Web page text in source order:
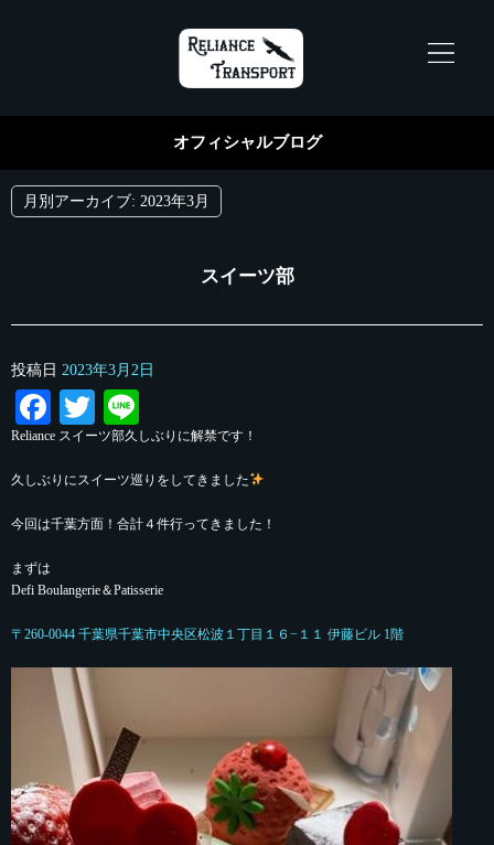
オフィシャルブログ
月別アーカイブ: 2023年3月
スイーツ部
投稿日 2023年3月2日
Facebook
Twitter
Reliance スイーツ部久しぶりに解禁です！
久しぶりにスイーツ巡りをしてきました
今回は千葉方面！合計４件行ってきました！
まずは
Defi Boulangerie＆Patisserie
〒260-0044 千葉県千葉市中央区松波１丁目１６−１１ 伊藤ビル 1階